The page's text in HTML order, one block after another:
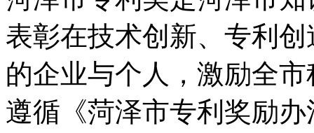
表彰在技术创新、专利
的企业与个人，激励全
遵循《菏泽市专利奖励